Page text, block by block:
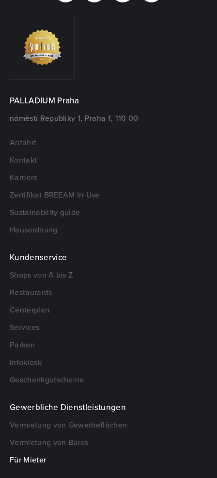
PALLADIUM Praha
náměstí Republiky 1, Praha 1, 110 00
Anfahrt
Kontakt
Karriere
Zertifikat BREEAM In-Use
Sustainability guide
Hausordnung
Kundenservice
Shops von A bis Z
Restaurants
Centerplan
Services
Parken
Infokiosk
Geschenkgutscheine
Gewerbliche Dienstleistungen
Vermietung von Gewerbeflächen
Vermietung von Büros
Für Mieter